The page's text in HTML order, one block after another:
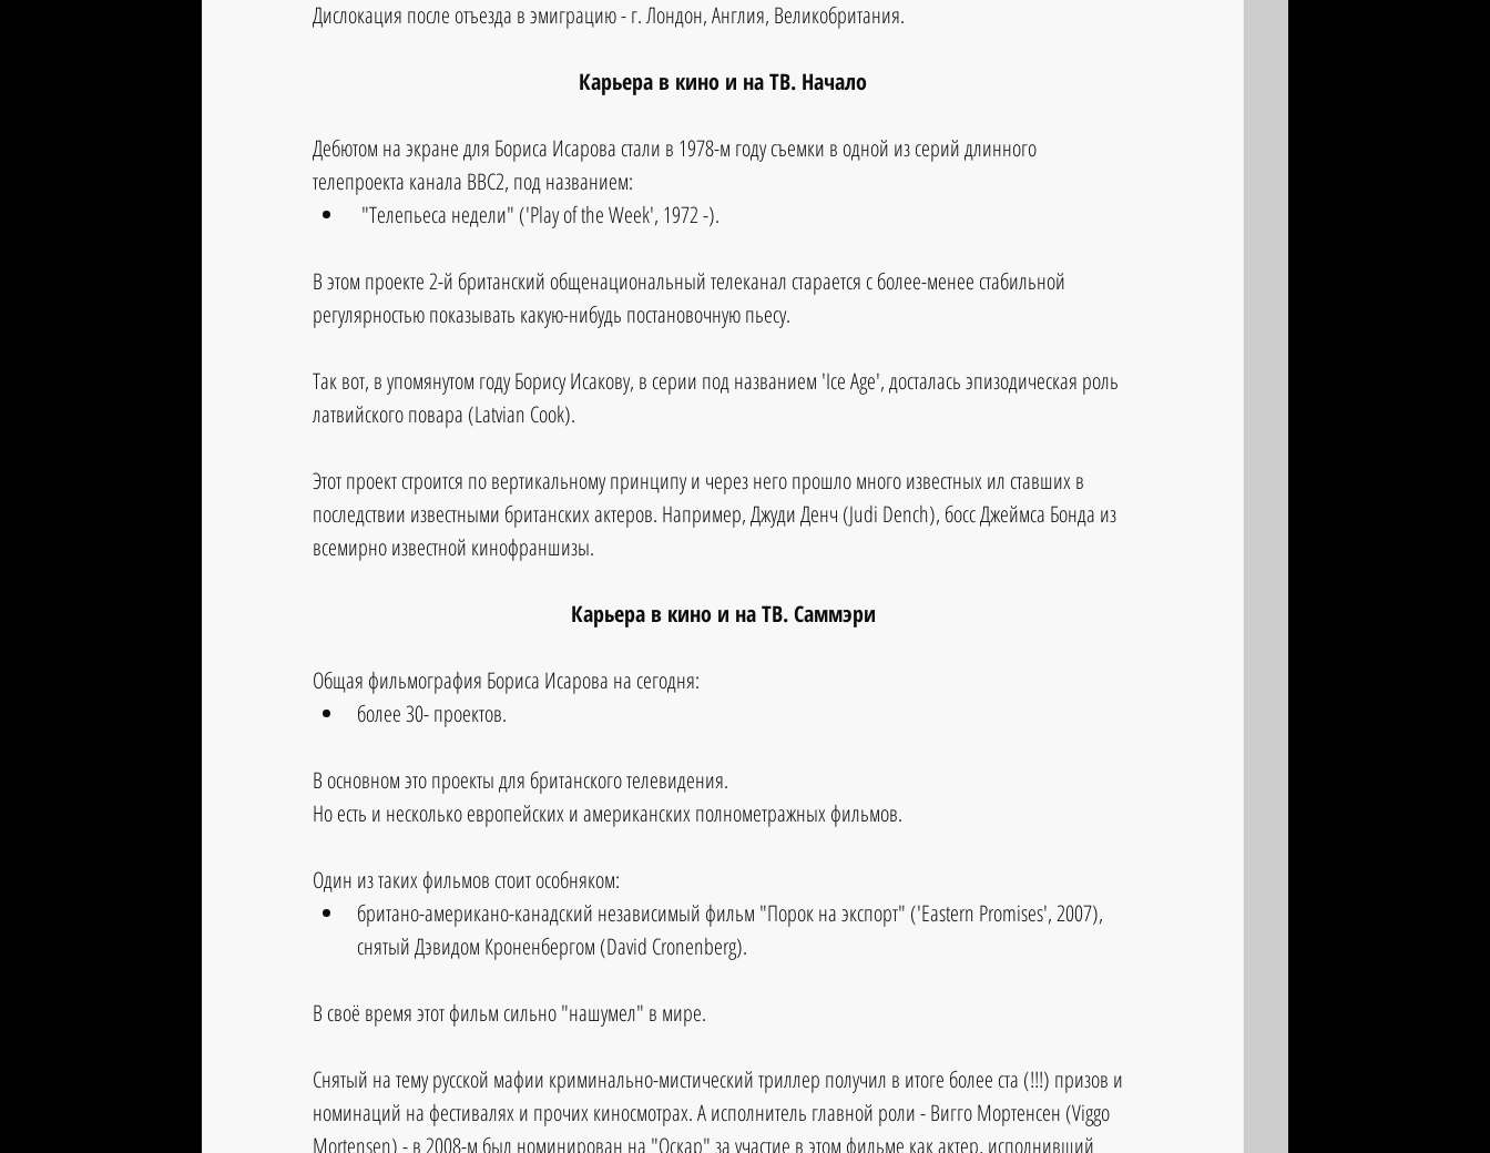
Дислокация после отъезда в эмиграцию - г. Лондон, Англия, Великобритания.
Карьера в кино и на ТВ. Начало
Дебютом на экране для Бориса Исарова стали в 1978-м году съемки в одной из серий длинного
телепроекта канала BBC2, под названием:
"Телепьеса недели" ('Play of the Week', 1972 -).
В этом проекте 2-й британский общенациональный телеканал старается с более-менее стабильной
регулярностью показывать какую-нибудь постановочную пьесу.
Так вот, в упомянутом году Борису Исакову, в серии под названием 'Ice Age', досталась эпизодическая роль
латвийского повара (Latvian Cook).
Этот проект строится по вертикальному принципу и через него прошло много известных ил ставших в
последствии известными британских актеров. Например, Джуди Денч (Judi Dench), босс Джеймса Бонда из
всемирно известной кинофраншизы.
Карьера в кино и на ТВ. Саммэри
Общая фильмография Бориса Исарова на сегодня:
более 30- проектов.
В основном это проекты для британского телевидения.
Но есть и несколько европейских и американских полнометражных фильмов.
Один из таких фильмов стоит особняком:
британо-американо-канадский независимый фильм "Порок на экспорт" ('Eastern Promises', 2007),
снятый Дэвидом Кроненбергом (David Cronenberg).
В своё время этот фильм сильно "нашумел" в мире.
Снятый на тему русской мафии криминально-мистический триллер получил в итоге более ста (!!!) призов и
номинаций на фестивалях и прочих киносмотрах. А исполнитель главной роли - Вигго Мортенсен (Viggo
Mortensen) - в 2008-м был номинирован на "Оскар" за участие в этом фильме как актер, исполнивший